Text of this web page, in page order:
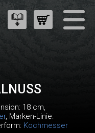
18 cm,
, Marken-Linie:
Kochmesser